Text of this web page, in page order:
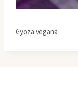
Gyoza vegana